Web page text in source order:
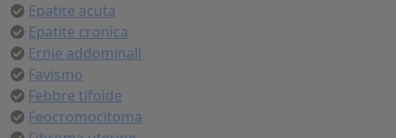
Epatite acuta
Epatite cronica
Ernie addominali
Favismo
Febbre tifoide
Feocromocitoma